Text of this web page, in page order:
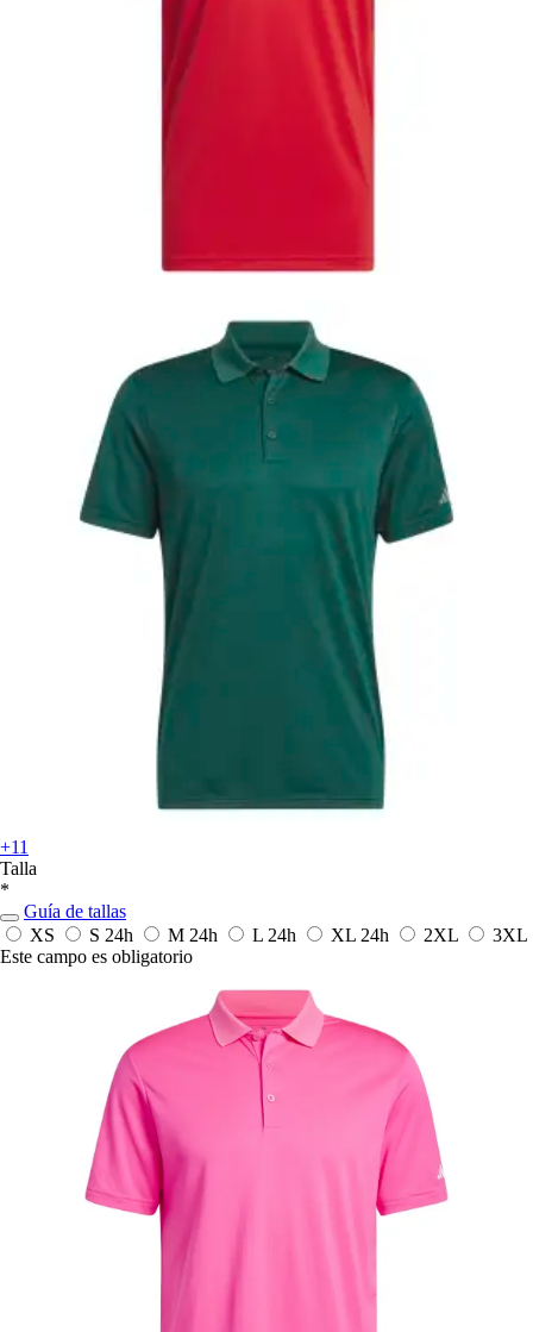
+11
Talla
*
Guía de tallas
XS
S 24h M 24h L 24h XL 24h 2XL
3XL
Este campo es obligatorio